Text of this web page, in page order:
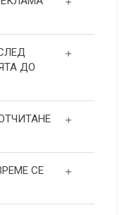
ДО
СЕ